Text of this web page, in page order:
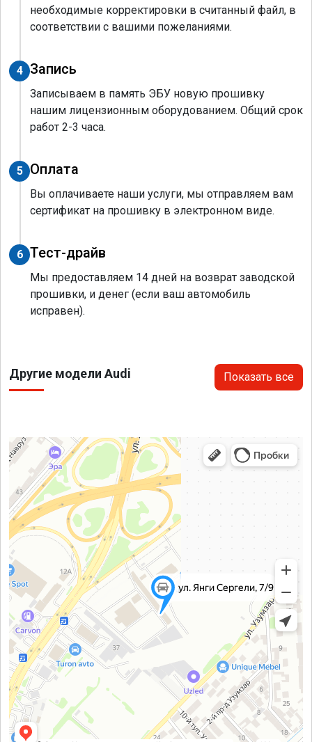
необходимые корректировки в считанный файл, в
соответствии с вашими пожеланиями.
4 Запись
Записываем в память ЭБУ новую прошивку
нашим лицензионным оборудованием. Общий срок
работ 2-3 часа.
5 Оплата
Вы оплачиваете наши услуги, мы отправляем вам
сертификат на прошивку в электронном виде.
6 Тест-драйв
Мы предоставляем 14 дней на возврат заводской
прошивки, и денег (если ваш автомобиль
исправен).
Другие модели Audi Показать все